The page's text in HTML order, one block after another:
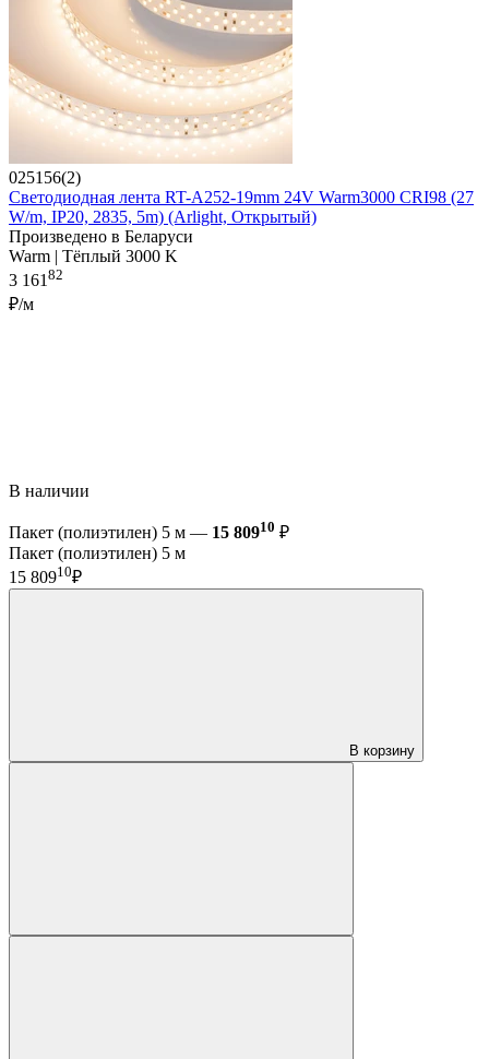
025156(2)
Светодиодная лента RT-A252-19mm 24V Warm3000 CRI98 (27
W/m, IP20, 2835, 5m) (Arlight, Открытый)
Произведено в Беларуси
Warm | Тёплый 3000 K
3 16182
₽/м
В наличии
Пакет (полиэтилен) 5 м — 15 80910 ₽
Пакет (полиэтилен) 5 м
15 80910₽
В корзину